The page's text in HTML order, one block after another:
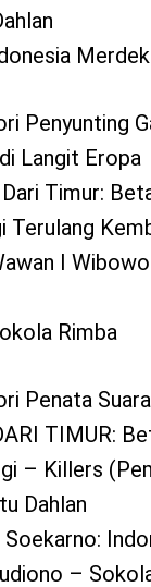
Penyunting
Langit Eropa
Timur:
Terulang
I
Rimba
Penata
TIMUR:
– Killers
Dahlan
–